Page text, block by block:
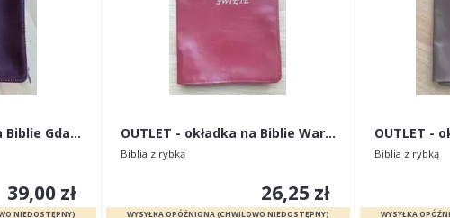
OUTLET - okładka na Biblie Gdańską stare wydanie
39,00 zł
OUTLET - okładka na Biblie Warszawską stare wydani
Biblia z rybką
26,25 zł
Biblia z rybką